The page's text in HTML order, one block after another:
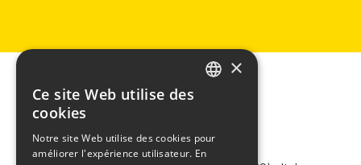
CHIMIVER PANSERI S.p.A.
×
Ce site Web utilise des
cookies
Notre site Web utilise des cookies pour
améliorer l'expérience utilisateur. En